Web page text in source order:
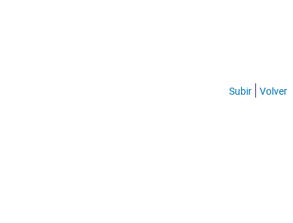
Subir Volver